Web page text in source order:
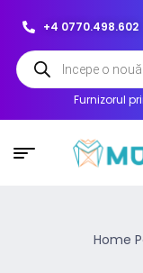
+4 0770.498.602
Furnizorul
Home